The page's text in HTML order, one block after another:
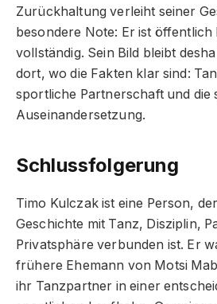
Zurückhaltung verleiht seiner
besondere Note: Er ist
vollständig. Sein Bild bleibt
dort, wo die Fakten klar sind:
sportliche Partnerschaft und die
Auseinandersetzung.
Schlussfolgerung
Timo Kulczak ist eine Person,
Geschichte mit Tanz, Disziplin,
Privatsphäre verbunden ist. Er
frühere Ehemann von Motsi
ihr Tanzpartner in einer